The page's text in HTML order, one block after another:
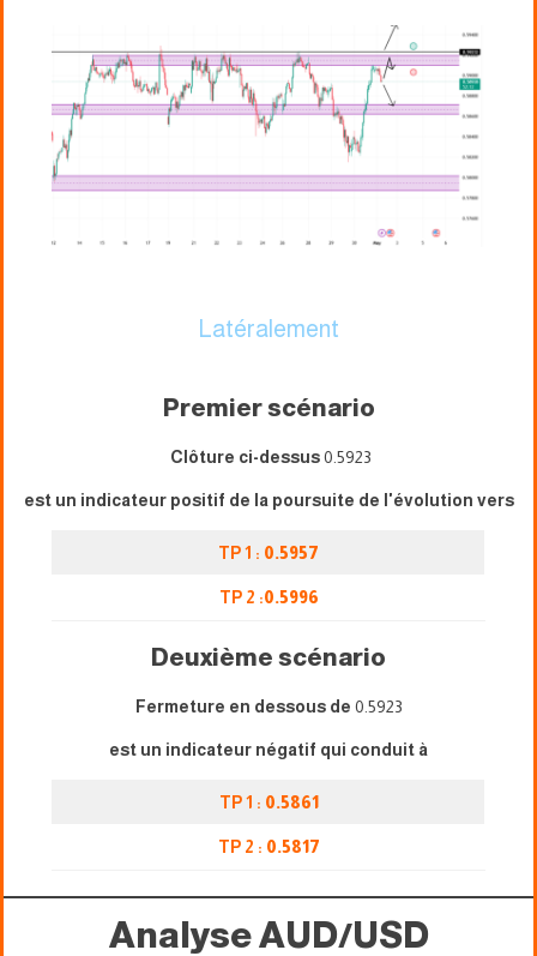
Latéralement
Premier scénario
Clôture ci-dessus0.5923
est un indicateur positif de la poursuite de l'évolution vers
TP 1 : 0.5957
TP 2 :0.5996
Deuxième scénario
Fermeture en dessous de 0.5923
est un indicateur négatif qui conduit à
TP 1 : 0.5861
TP 2 : 0.5817
Analyse AUD/USD